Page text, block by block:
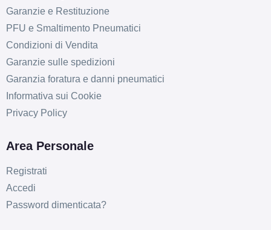
Garanzie e Restituzione
PFU e Smaltimento Pneumatici
Condizioni di Vendita
Garanzie sulle spedizioni
Garanzia foratura e danni pneumatici
Informativa sui Cookie
Privacy Policy
Area Personale
Registrati
Accedi
Password dimenticata?